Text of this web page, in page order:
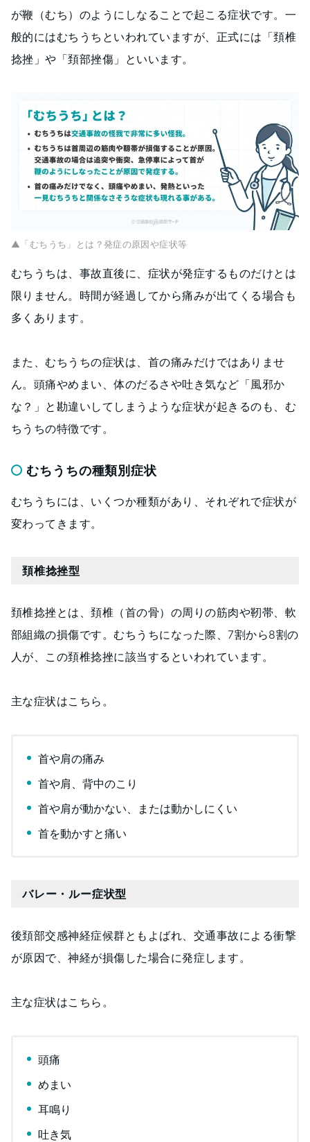
が鞭（むち）のようにしなることで起こる症状です。一
般的にはむちうちといわれていますが、正式には「頚椎
捻挫」や「頚部挫傷」といいます。
▲「むちうち」とは？発症の原因や症状等
むちうちは、事故直後に、症状が発症するものだけとは
限りません。時間が経過してから痛みが出てくる場合も
多くあります。
また、むちうちの症状は、首の痛みだけではありませ
ん。頭痛やめまい、体のだるさや吐き気など「風邪か
な？」と勘違いしてしまうような症状が起きるのも、む
ちうちの特徴です。
むちうちの種類別症状
むちうちには、いくつか種類があり、それぞれで症状が
変わってきます。
頚椎捻挫型
頚椎捻挫とは、頚椎（首の骨）の周りの筋肉や靭帯、軟
部組織の損傷です。むちうちになった際、7割から8割の
人が、この頚椎捻挫に該当するといわれています。
主な症状はこちら。
首や肩の痛み
首や肩、背中のこり
首や肩が動かない、または動かしにくい
首を動かすと痛い
バレー・ルー症状型
後頚部交感神経症候群ともよばれ、交通事故による衝撃
が原因で、神経が損傷した場合に発症します。
主な症状はこちら。
頭痛
めまい
耳鳴り
吐き気